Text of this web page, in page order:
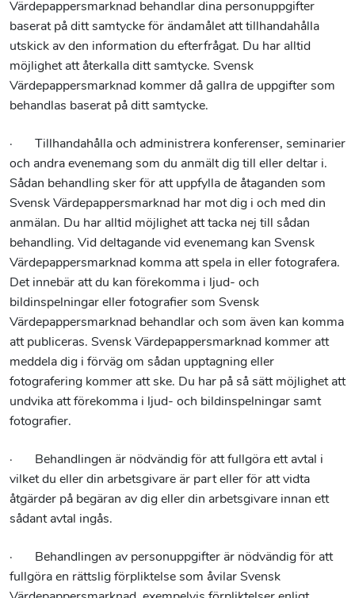
Värdepappersmarknad behandlar dina personuppgifter
baserat på ditt samtycke för ändamålet att tillhandahålla
utskick av den information du efterfrågat. Du har alltid
möjlighet att återkalla ditt samtycke. Svensk
Värdepappersmarknad kommer då gallra de uppgifter som
behandlas baserat på ditt samtycke.
· Tillhandahålla och administrera konferenser, seminarier
och andra evenemang som du anmält dig till eller deltar i.
Sådan behandling sker för att uppfylla de åtaganden som
Svensk Värdepappersmarknad har mot dig i och med din
anmälan. Du har alltid möjlighet att tacka nej till sådan
behandling. Vid deltagande vid evenemang kan Svensk
Värdepappersmarknad komma att spela in eller fotografera.
Det innebär att du kan förekomma i ljud- och
bildinspelningar eller fotografier som Svensk
Värdepappersmarknad behandlar och som även kan komma
att publiceras. Svensk Värdepappersmarknad kommer att
meddela dig i förväg om sådan upptagning eller
fotografering kommer att ske. Du har på så sätt möjlighet att
undvika att förekomma i ljud- och bildinspelningar samt
fotografier.
· Behandlingen är nödvändig för att fullgöra ett avtal i
vilket du eller din arbetsgivare är part eller för att vidta
åtgärder på begäran av dig eller din arbetsgivare innan ett
sådant avtal ingås.
· Behandlingen av personuppgifter är nödvändig för att
fullgöra en rättslig förpliktelse som åvilar Svensk